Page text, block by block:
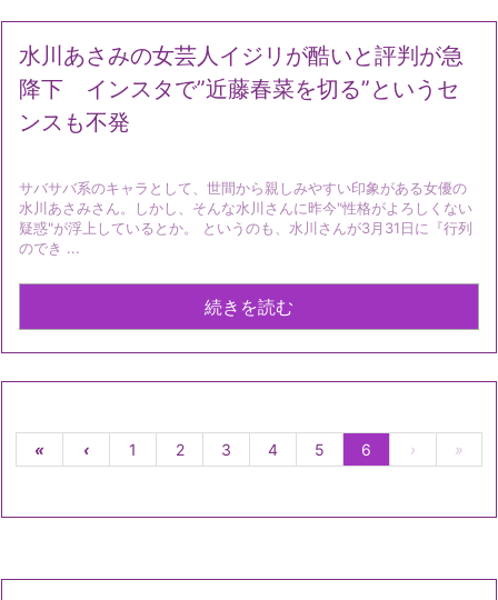
水川あさみの女芸人イジリが酷いと評判が急
降下 インスタで”近藤春菜を切る”というセ
ンスも不発
サバサバ系のキャラとして、世間から親しみやすい印象がある女優の
水川あさみさん。しかし、そんな水川さんに昨今"性格がよろしくない
疑惑"が浮上しているとか。 というのも、水川さんが3月31日に『行列
のでき ...
続きを読む
« ‹ 1 2 3 4 5 6 › »